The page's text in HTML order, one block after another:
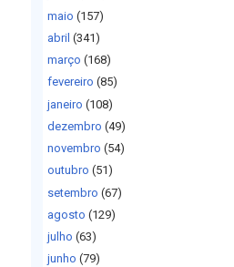
maio (157)
abril (341)
março (168)
fevereiro (85)
janeiro (108)
dezembro (49)
novembro (54)
outubro (51)
setembro (67)
agosto (129)
julho (63)
junho (79)